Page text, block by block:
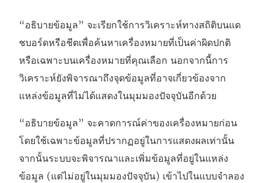
ด
“อธิบายข้อมูล” จะเรียกใช้การวิเคราะห์ทางสถิติบนแด
ชบอร์ดหรือชีตเพื่อค้นหาเครื่องหมายที่เป็นค่าผิดปกติ
หรือเฉพาะบนเครื่องหมายที่คุณเลือก นอกจากนี้การ
วิเคราะห์ยังพิจารณาถึงจุดข้อมูลที่อาจเกี่ยวข้องจาก
แหล่งข้อมูลที่ไม่ได้แสดงในมุมมองปัจจุบันอีกด้วย
“อธิบายข้อมูล” จะคาดการณ์ค่าของเครื่องหมายก่อน
โดยใช้เฉพาะข้อมูลที่ปรากฏอยู่ในการแสดงผลเท่านั้น
จากนั้นระบบจะพิจารณาและเพิ่มข้อมูลที่อยู่ในแหล่ง
ข้อมูล (แต่ไม่อยู่ในมุมมองปัจจุบัน) เข้าไปในแบบจำลอง